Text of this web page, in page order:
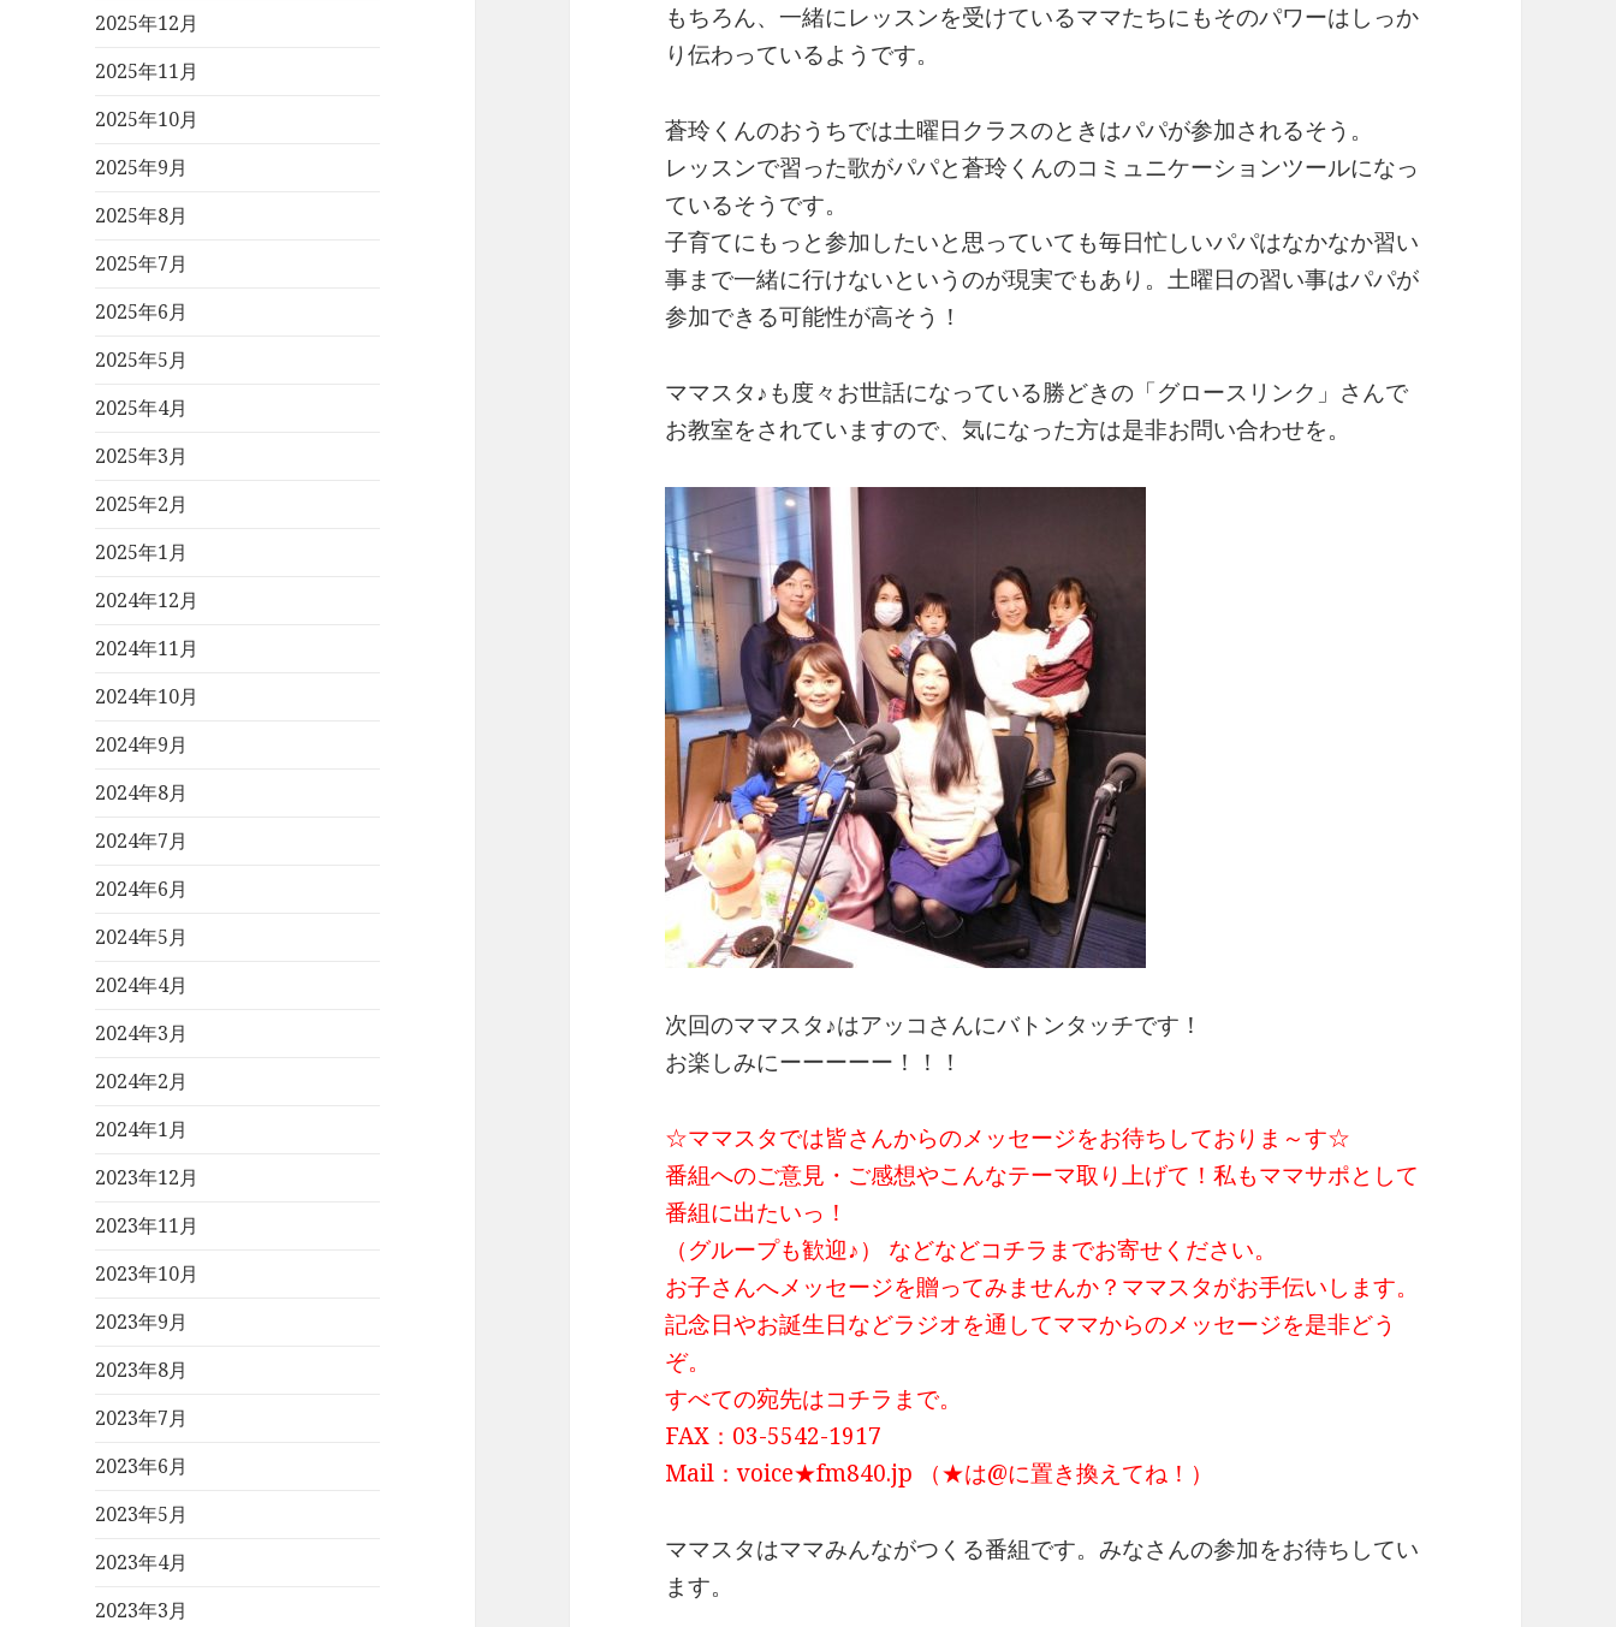
2025年12月
2025年11月
2025年10月
2025年9月
2025年8月
2025年7月
2025年6月
2025年5月
2025年4月
2025年3月
2025年2月
2025年1月
2024年12月
2024年11月
2024年10月
2024年9月
2024年8月
2024年7月
2024年6月
2024年5月
2024年4月
2024年3月
2024年2月
2024年1月
2023年12月
2023年11月
2023年10月
2023年9月
2023年8月
2023年7月
2023年6月
2023年5月
2023年4月
2023年3月
もちろん、一緒にレッスンを受けているママたちにもそのパワーはしっか
り伝わっているようです。
蒼玲くんのおうちでは土曜日クラスのときはパパが参加されるそう。
レッスンで習った歌がパパと蒼玲くんのコミュニケーションツールになっ
ているそうです。
子育てにもっと参加したいと思っていても毎日忙しいパパはなかなか習い
事まで一緒に行けないというのが現実でもあり。土曜日の習い事はパパが
参加できる可能性が高そう！
ママスタ♪も度々お世話になっている勝どきの「グロースリンク」さんで
お教室をされていますので、気になった方は是非お問い合わせを。
次回のママスタ♪はアッコさんにバトンタッチです！
お楽しみにーーーーー！！！
☆ママスタでは皆さんからのメッセージをお待ちしておりま～す☆
番組へのご意見・ご感想やこんなテーマ取り上げて！私もママサポとして
番組に出たいっ！
（グループも歓迎♪） などなどコチラまでお寄せください。
お子さんへメッセージを贈ってみませんか？ママスタがお手伝いします。
記念日やお誕生日などラジオを通してママからのメッセージを是非どう
ぞ。
すべての宛先はコチラまで。
FAX：03-5542-1917
Mail：voice★fm840.jp （★は@に置き換えてね！）
ママスタはママみんながつくる番組です。みなさんの参加をお待ちしてい
ます。